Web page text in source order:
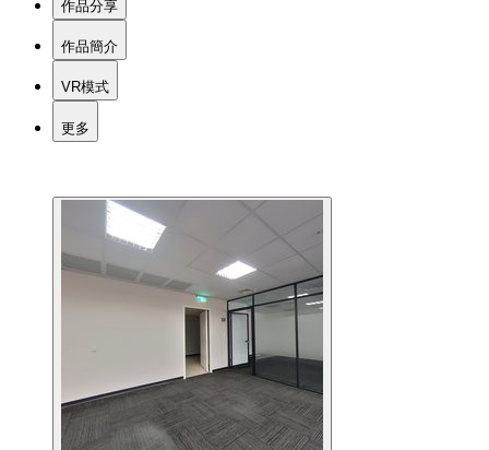
作品分享
作品簡介
VR模式
更多